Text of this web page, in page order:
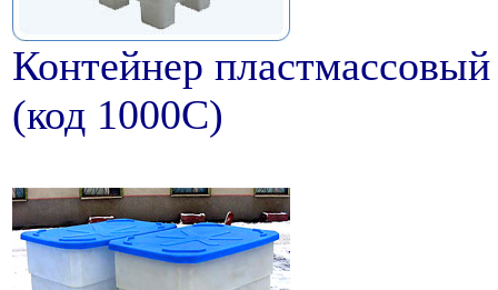
Контейнер
(код 1000С)